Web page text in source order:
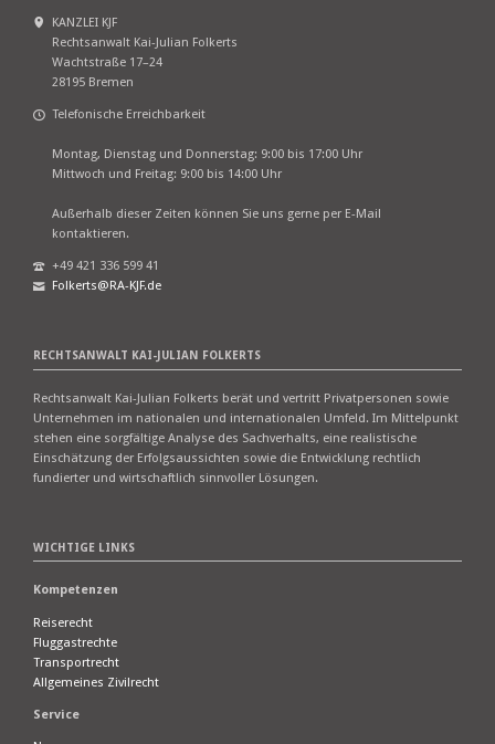
KANZLEI KJF
Rechtsanwalt Kai-Julian Folkerts
Wachtstraße 17–24
28195 Bremen
Telefonische Erreichbarkeit
Montag, Dienstag und Donnerstag: 9:00 bis 17:00 Uhr
Mittwoch und Freitag: 9:00 bis 14:00 Uhr
Außerhalb dieser Zeiten können Sie uns gerne per E-Mail
kontaktieren.
+49 421 336 599 41
Folkerts@RA-KJF.de
RECHTSANWALT KAI-JULIAN FOLKERTS
Rechtsanwalt Kai-Julian Folkerts berät und vertritt Privatpersonen sowie
Unternehmen im nationalen und internationalen Umfeld. Im Mittelpunkt
stehen eine sorgfältige Analyse des Sachverhalts, eine realistische
Einschätzung der Erfolgsaussichten sowie die Entwicklung rechtlich
fundierter und wirtschaftlich sinnvoller Lösungen.
WICHTIGE LINKS
Kompetenzen
Reiserecht
Fluggastrechte
Transportrecht
Allgemeines Zivilrecht
Service